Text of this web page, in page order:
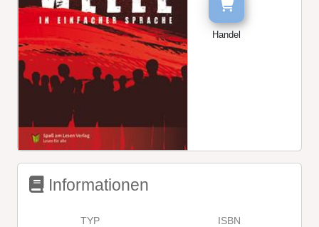
Handel
Informationen
TYP ISBN